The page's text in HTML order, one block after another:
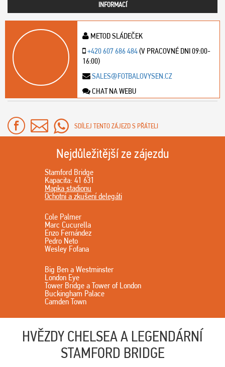
INFORMACÍ
METOD SLÁDEČEK
+420 607 686 484(V PRACOVNÉ DNI 09:00-
16:00)
SALES@FOTBALOVYSEN.CZ
CHAT NA WEBU
SDÍLEJ TENTO ZÁJEZD S PŘÁTELI
Nejdůležitější ze zájezdu
Stamford Bridge
Kapacita: 41 631
Mapka stadionu
Ochotní a zkušení delegáti
Cole Palmer
Marc Cucurella
Enzo Fernández
Pedro Neto
Wesley Fofana
Big Ben a Westminster
London Eye
Tower Bridge a Tower of London
Buckingham Palace
Camden Town
HVĚZDY CHELSEA A LEGENDÁRNÍ
STAMFORD BRIDGE